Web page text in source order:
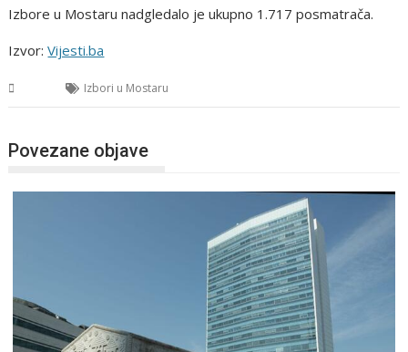
Izbore u Mostaru nadgledalo je ukupno 1.717 posmatrača.
Izvor:Vijesti.ba
Izbori u Mostaru
Povezane objave